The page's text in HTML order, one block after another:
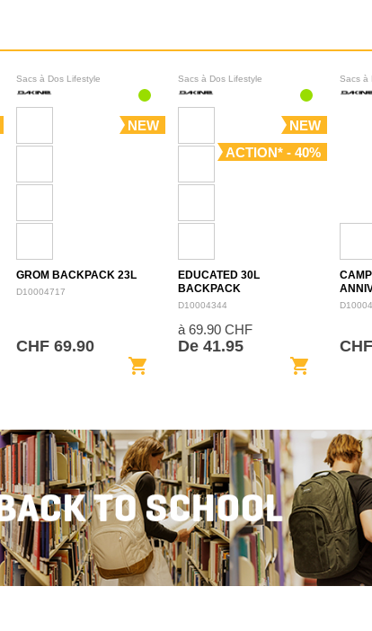
Sacs à Dos Lifestyle
NEW
GROM BACKPACK 23L
D10004717
CHF 69.90
shopping_cart
Sacs à Dos Lifestyle
NEW
ACTION* - 40%
EDUCATED 30L
BACKPACK
D10004344
à 69.90 CHF
De 41.95
shopping_cart
Sacs à